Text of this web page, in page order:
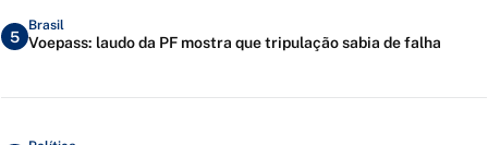
5
Brasil
Voepass: laudo da PF mostra que tripulação sabia de falha